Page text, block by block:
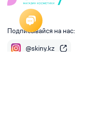
Подписывайся на нас:
@skiny.kz